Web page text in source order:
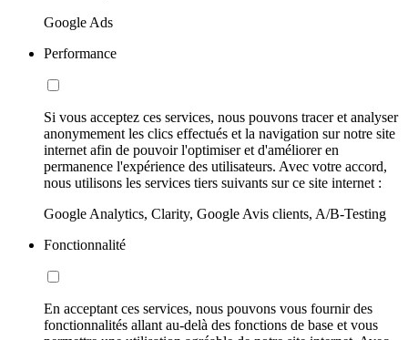
Google Ads
Performance
Si vous acceptez ces services, nous pouvons tracer et analyser
anonymement les clics effectués et la navigation sur notre site
internet afin de pouvoir l'optimiser et d'améliorer en
permanence l'expérience des utilisateurs. Avec votre accord,
nous utilisons les services tiers suivants sur ce site internet :
Google Analytics, Clarity, Google Avis clients, A/B-Testing
Fonctionnalité
En acceptant ces services, nous pouvons vous fournir des
fonctionnalités allant au-delà des fonctions de base et vous